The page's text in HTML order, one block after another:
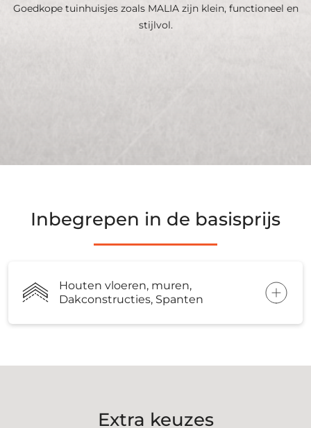
Goedkope tuinhuisjes zoals MALIA zijn klein, functioneel en
stijlvol.
Inbegrepen in de basisprijs
Houten vloeren, muren,
Dakconstructies, Spanten
Extra keuzes